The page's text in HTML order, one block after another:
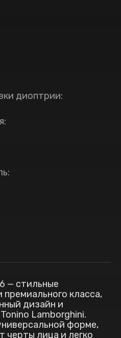
диоптрии:
:
:
— стильные
класса,
дизайн и
Lamborghini.
форме,
черты лица и легко